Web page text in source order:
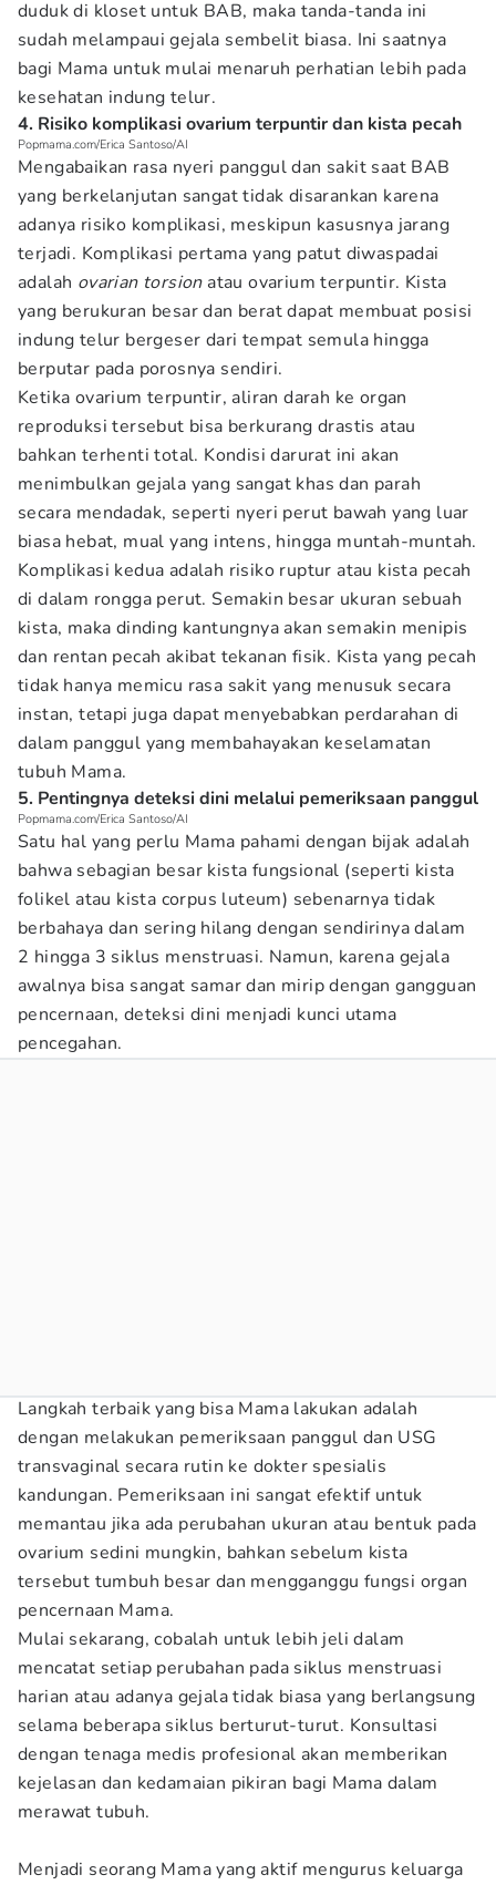
duduk di kloset untuk BAB, maka tanda-tanda ini
sudah melampaui gejala sembelit biasa. Ini saatnya
bagi Mama untuk mulai menaruh perhatian lebih pada
kesehatan indung telur.
4. Risiko komplikasi ovarium terpuntir dan kista pecah
Popmama.com/Erica Santoso/AI
Mengabaikan rasa nyeri panggul dan sakit saat BAB
yang berkelanjutan sangat tidak disarankan karena
adanya risiko komplikasi, meskipun kasusnya jarang
terjadi. Komplikasi pertama yang patut diwaspadai
adalah ovarian torsionatau ovarium terpuntir. Kista
yang berukuran besar dan berat dapat membuat posisi
indung telur bergeser dari tempat semula hingga
berputar pada porosnya sendiri.
Ketika ovarium terpuntir, aliran darah ke organ
reproduksi tersebut bisa berkurang drastis atau
bahkan terhenti total. Kondisi darurat ini akan
menimbulkan gejala yang sangat khas dan parah
secara mendadak, seperti nyeri perut bawah yang luar
biasa hebat, mual yang intens, hingga muntah-muntah.
Komplikasi kedua adalah risiko ruptur atau kista pecah
di dalam rongga perut. Semakin besar ukuran sebuah
kista, maka dinding kantungnya akan semakin menipis
dan rentan pecah akibat tekanan fisik. Kista yang pecah
tidak hanya memicu rasa sakit yang menusuk secara
instan, tetapi juga dapat menyebabkan perdarahan di
dalam panggul yang membahayakan keselamatan
tubuh Mama.
5. Pentingnya deteksi dini melalui pemeriksaan panggul
Popmama.com/Erica Santoso/AI
Satu hal yang perlu Mama pahami dengan bijak adalah
bahwa sebagian besar kista fungsional (seperti kista
folikel atau kista corpus luteum) sebenarnya tidak
berbahaya dan sering hilang dengan sendirinya dalam
2 hingga 3 siklus menstruasi. Namun, karena gejala
awalnya bisa sangat samar dan mirip dengan gangguan
pencernaan, deteksi dini menjadi kunci utama
pencegahan.
Langkah terbaik yang bisa Mama lakukan adalah
dengan melakukan pemeriksaan panggul dan USG
transvaginal secara rutin ke dokter spesialis
kandungan. Pemeriksaan ini sangat efektif untuk
memantau jika ada perubahan ukuran atau bentuk pada
ovarium sedini mungkin, bahkan sebelum kista
tersebut tumbuh besar dan mengganggu fungsi organ
pencernaan Mama.
Mulai sekarang, cobalah untuk lebih jeli dalam
mencatat setiap perubahan pada siklus menstruasi
harian atau adanya gejala tidak biasa yang berlangsung
selama beberapa siklus berturut-turut. Konsultasi
dengan tenaga medis profesional akan memberikan
kejelasan dan kedamaian pikiran bagi Mama dalam
merawat tubuh.
Menjadi seorang Mama yang aktif mengurus keluarga